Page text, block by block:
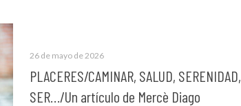
26 de mayo de 2026
PLACERES/CAMINAR, SALUD, SERENIDAD,
SER…/Un artículo de Mercè Diago